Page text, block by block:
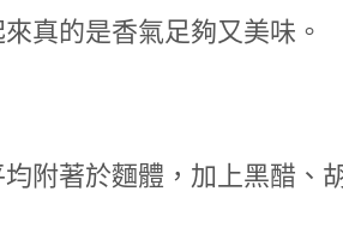
真的是香氣足夠又美味。
附著於麵體，加上黑醋、